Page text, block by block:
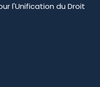
l'Unification du Droit